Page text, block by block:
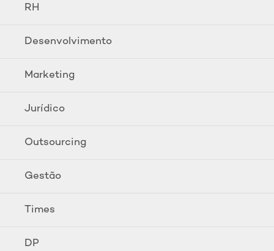
RH
Desenvolvimento
Marketing
Jurídico
Outsourcing
Gestão
Times
DP